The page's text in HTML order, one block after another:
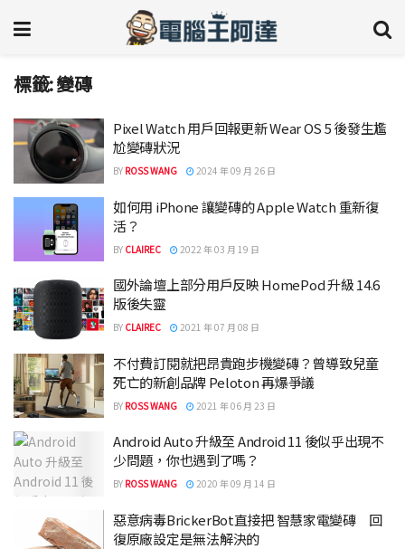
標籤:變磚
Pixel Watch 用戶回報更新 Wear OS 5 後發生尷
尬變磚狀況
BY ROSS WANG 2024 年 09 月 26 日
如何用 iPhone 讓變磚的 Apple Watch 重新復
活？
BY CLAIREC 2022 年 03 月 19 日
國外論壇上部分用戶反映 HomePod 升級 14.6
版後失靈
BY CLAIREC 2021 年 07 月 08 日
不付費訂閱就把昂貴跑步機變磚？曾導致兒童
死亡的新創品牌 Peloton 再爆爭議
BY ROSS WANG 2021 年 06 月 23 日
Android Auto 升級至 Android 11 後似乎出現不
少問題，你也遇到了嗎？
BY ROSS WANG 2020 年 09 月 14 日
惡意病毒BrickerBot直接把 智慧家電變磚 回
復原廠設定是無法解決的